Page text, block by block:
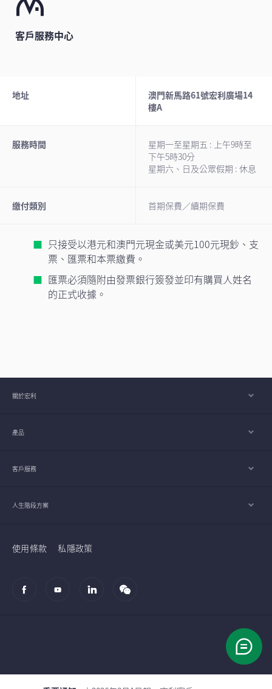
客戶服務中心
地址
澳門新馬路61號宏利廣場14
樓A
服務時間
星期一至星期五 : 上午9時至
下午5時30分
星期六、日及公眾假期 : 休息
繳付類別 首期保費／續期保費
只接受以港元和澳門元現金或美元100元現鈔、支
票、匯票和本票繳費。
匯票必須隨附由發票銀行簽發並印有購買人姓名
的正式收據。
關於宏利
產品
客戶服務
人生階段方案
使用條款 私隱政策